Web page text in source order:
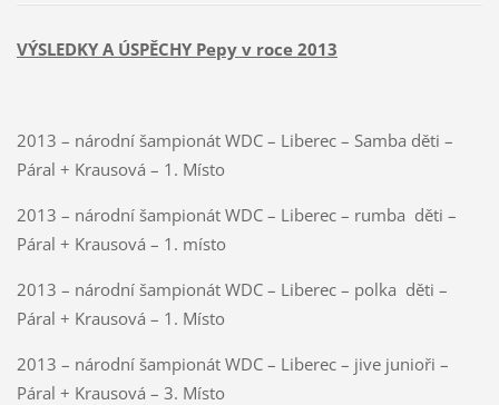
VÝSLEDKY A ÚSPĚCHY Pepy v roce 2013
2013 – národní šampionát WDC – Liberec – Samba děti –
Páral + Krausová – 1. Místo
2013 – národní šampionát WDC – Liberec – rumba děti –
Páral + Krausová – 1. místo
2013 – národní šampionát WDC – Liberec – polka děti –
Páral + Krausová – 1. Místo
2013 – národní šampionát WDC – Liberec – jive junioři –
Páral + Krausová – 3. Místo